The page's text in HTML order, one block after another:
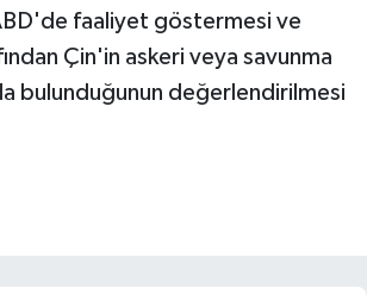
faaliyet göstermesi ve
Çin'in askeri veya savunma
bulunduğunun değerlendirilmesi